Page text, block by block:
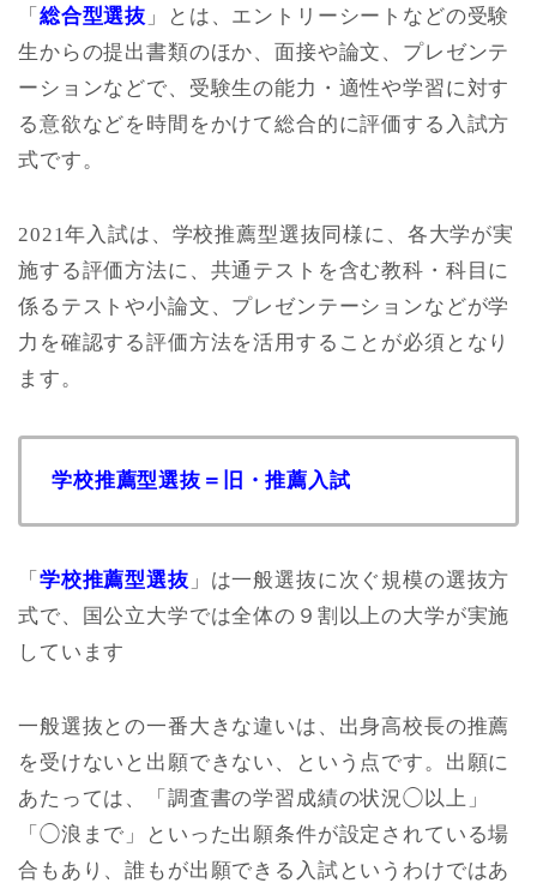
「 総合型選抜 」とは、エントリーシートなどの受験
生からの提出書類のほか、面接や論文、プレゼンテ
ーションなどで、受験生の能力・適性や学習に対す
る意欲などを時間をかけて総合的に評価する入試方
式です。
2021年入試は、学校推薦型選抜同様に、各大学が実
施する評価方法に、共通テストを含む教科・科目に
係るテストや小論文、プレゼンテーションなどが学
力を確認する評価方法を活用することが必須となり
ます。
学校推薦型選抜＝旧・推薦入試
「 学校推薦型選抜 」は一般選抜に次ぐ規模の選抜方
式で、国公立大学では全体の９割以上の大学が実施
しています
一般選抜との一番大きな違いは、出身高校長の推薦
を受けないと出願できない、という点です。出願に
あたっては、「調査書の学習成績の状況◯以上」
「◯浪まで」といった出願条件が設定されている場
合もあり、誰もが出願できる入試というわけではあ